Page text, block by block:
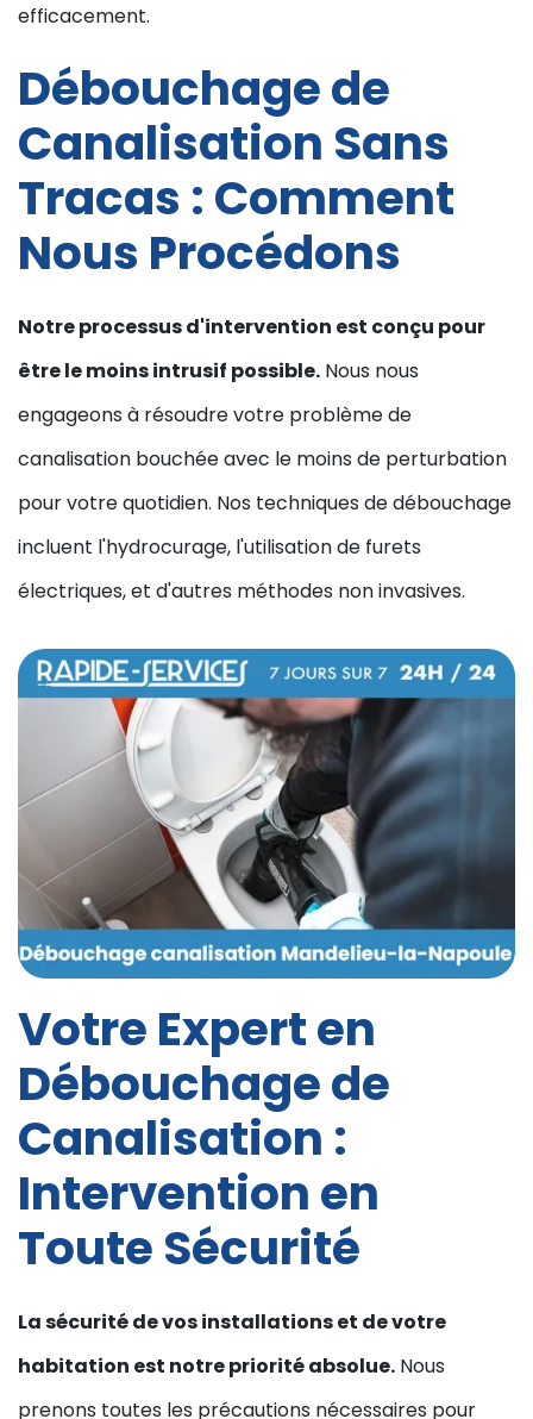
efficacement.
Débouchage de
Canalisation Sans
Tracas : Comment
Nous Procédons
Notre processus d'intervention est conçu pour
être le moins intrusif possible. Nous nous
engageons à résoudre votre problème de
canalisation bouchée avec le moins de perturbation
pour votre quotidien. Nos techniques de débouchage
incluent l'hydrocurage, l'utilisation de furets
électriques, et d'autres méthodes non invasives.
Votre Expert en
Débouchage de
Canalisation :
Intervention en
Toute Sécurité
La sécurité de vos installations et de votre
habitation est notre priorité absolue. Nous
prenons toutes les précautions nécessaires pour